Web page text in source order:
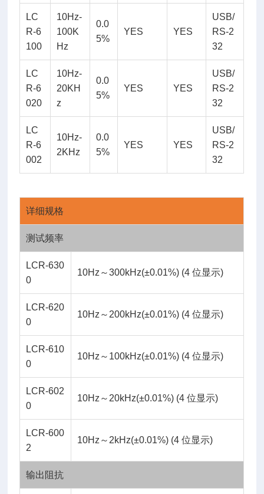
LC
R-6
100
10Hz-
100K
Hz
0.0
5%
YES YES
USB/
RS-2
32
LC
R-6
020
10Hz-
20KH
z
0.0
5%
YES YES
USB/
RS-2
32
LC
R-6
002
10Hz-
2KHz
0.0
5%
YES YES
USB/
RS-2
32
详细规格
测试频率
LCR-630
0
10Hz～300kHz(±0.01%) (4 位显示)
LCR-620
0
10Hz～200kHz(±0.01%) (4 位显示)
LCR-610
0
10Hz～100kHz(±0.01%) (4 位显示)
LCR-602
0
10Hz～20kHz(±0.01%) (4 位显示)
LCR-600
2
10Hz～2kHz(±0.01%) (4 位显示)
输出阻抗